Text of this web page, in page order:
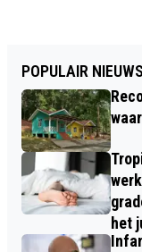
POPULAIR NIEUWS
het